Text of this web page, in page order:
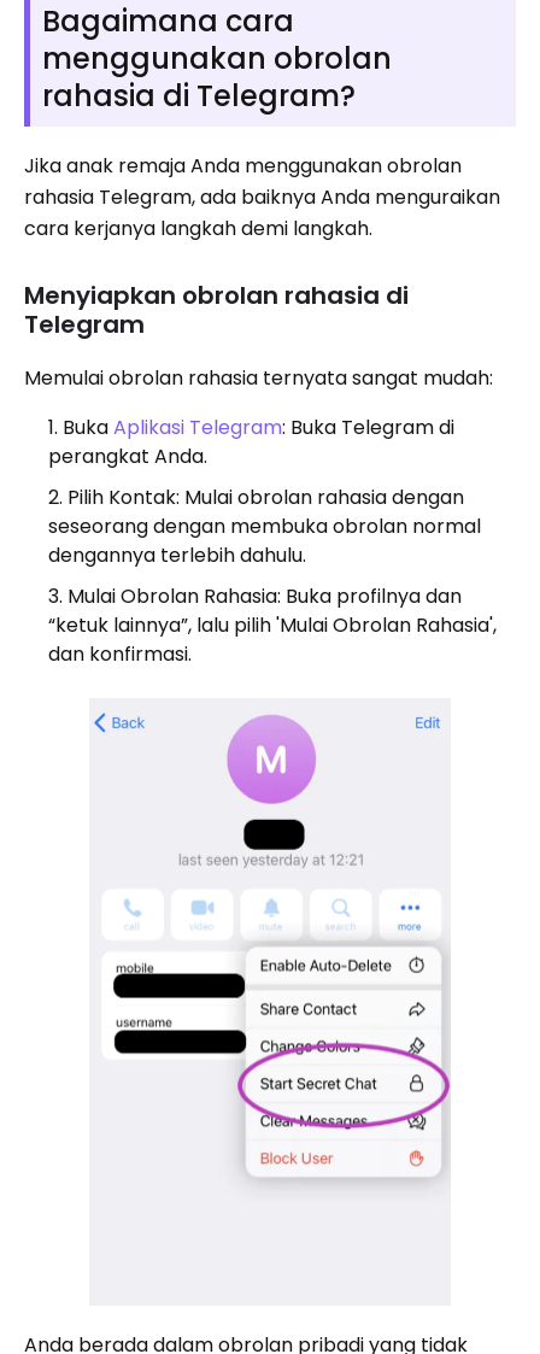
Bagaimana cara
menggunakan obrolan
rahasia di Telegram?
Jika anak remaja Anda menggunakan obrolan
rahasia Telegram, ada baiknya Anda menguraikan
cara kerjanya langkah demi langkah.
Menyiapkan obrolan rahasia di
Telegram
Memulai obrolan rahasia ternyata sangat mudah:
BukaAplikasi Telegram: Buka Telegram di
perangkat Anda.
Pilih Kontak: Mulai obrolan rahasia dengan
seseorang dengan membuka obrolan normal
dengannya terlebih dahulu.
Mulai Obrolan Rahasia: Buka profilnya dan
“ketuk lainnya”, lalu pilih 'Mulai Obrolan Rahasia',
dan konfirmasi.
Anda berada dalam obrolan pribadi yang tidak